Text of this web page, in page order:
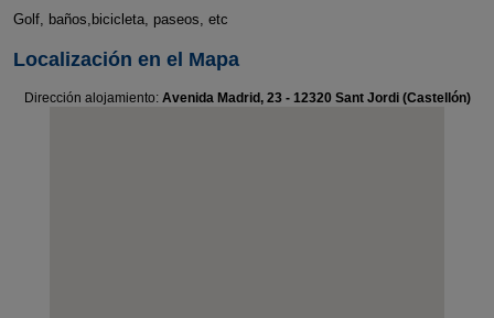
Golf, baños,bicicleta, paseos, etc
Localización en el Mapa
Dirección alojamiento: Avenida Madrid, 23 - 12320 Sant Jordi (Castellón)